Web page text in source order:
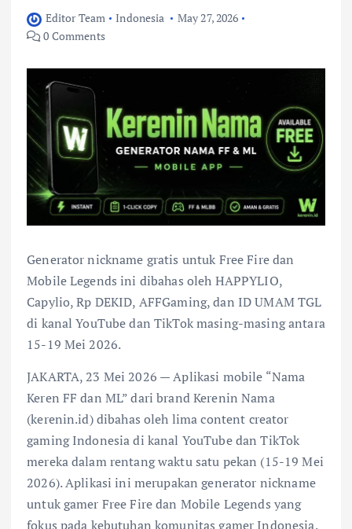
Editor Team Indonesia
May 27, 2026
0 Comments
Generator nickname gratis untuk Free Fire dan
Mobile Legends ini dibahas oleh HAPPYLIO,
Capylio, Rp DEKID, AFFGaming, dan ID UMAM TGL
di kanal YouTube dan TikTok masing-masing antara
15-19 Mei 2026.
JAKARTA, 23 Mei 2026 — Aplikasi mobile “Nama
Keren FF dan ML” dari brand Kerenin Nama
(kerenin.id) dibahas oleh lima content creator
gaming Indonesia di kanal YouTube dan TikTok
mereka dalam rentang waktu satu pekan (15-19 Mei
2026). Aplikasi ini merupakan generator nickname
untuk gamer Free Fire dan Mobile Legends yang
fokus pada kebutuhan komunitas gamer Indonesia.